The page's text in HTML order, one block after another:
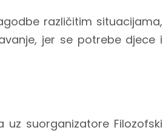
različitim situacijama,
jer se potrebe djece i
suorganizatore Filozofski